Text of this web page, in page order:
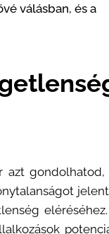
válásban, és a
azt